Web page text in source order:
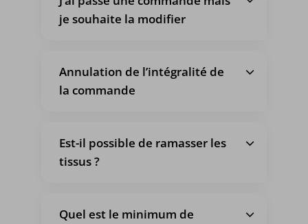
je souhaite la modifier
Annulation de l’intégralité de
la commande
Est-il possible de ramasser les
tissus ?
Quel est le minimum de